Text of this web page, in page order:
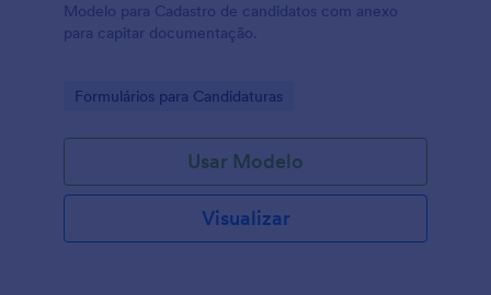
Modelo para Cadastro de candidatos com anexo
para capitar documentação.
Go to Category:
Formulários para Candidaturas
Usar Modelo
Visualizar